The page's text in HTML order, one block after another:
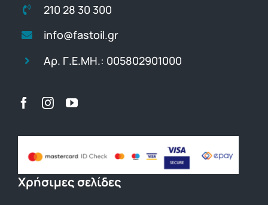
210 28 30 300
info@fastoil.gr
Αρ. Γ.Ε.ΜΗ.: 005802901000
Χρήσιμες σελίδες